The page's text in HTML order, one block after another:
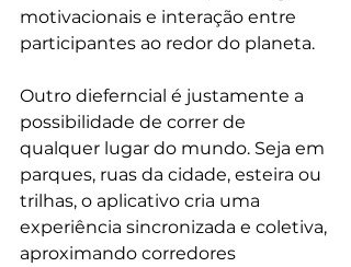
motivacionais e interação entre
participantes ao redor do planeta.
Outro dieferncial é justamente a
possibilidade de correr de
qualquer lugar do mundo. Seja em
parques, ruas da cidade, esteira ou
trilhas, o aplicativo cria uma
experiência sincronizada e coletiva,
aproximando corredores